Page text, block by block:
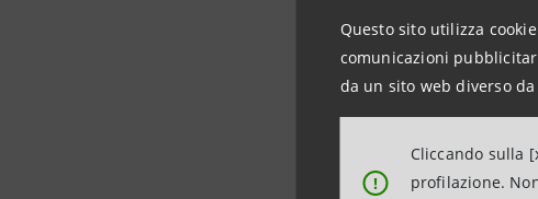
Questo sito utilizza
comunicazioni
da un sito web diverso
!
Cliccando sulla
profilazione.
Oltre alla Tv, il
attività di
servizi: tutto ciò
e grandi